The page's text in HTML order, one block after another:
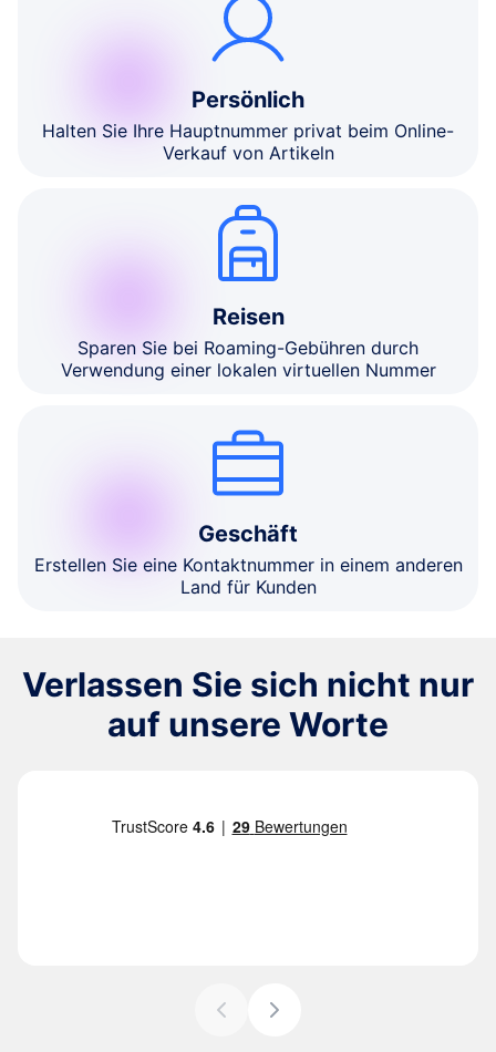
Persönlich
Halten Sie Ihre Hauptnummer privat beim Online-
Verkauf von Artikeln
Reisen
Sparen Sie bei Roaming-Gebühren durch
Verwendung einer lokalen virtuellen Nummer
Geschäft
Erstellen Sie eine Kontaktnummer in einem anderen
Land für Kunden
Verlassen Sie sich nicht nur
auf unsere Worte